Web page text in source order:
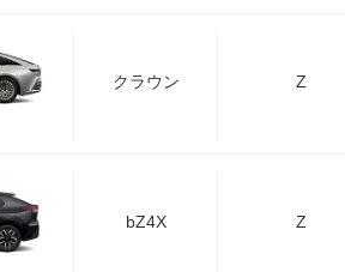
クラウン Z
bZ4X Z